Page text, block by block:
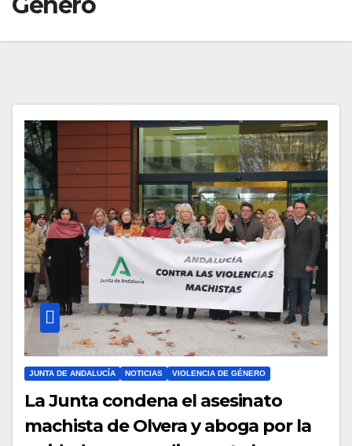
JUNTA DE ANDALUCÍA NOTICIAS VIOLENCIA DE GÉNERO
La Junta condena el asesinato
machista de Olvera y aboga por la